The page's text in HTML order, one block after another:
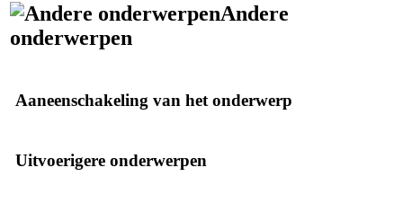
Andere
onderwerpen
Aaneenschakeling van het onderwerp
Uitvoerigere onderwerpen